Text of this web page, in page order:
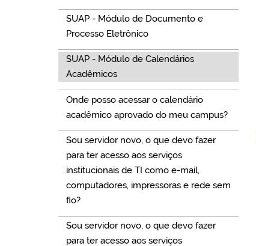
SUAP - Módulo de Documento e
Processo Eletrônico
SUAP - Módulo de Calendários
Acadêmicos
Onde posso acessar o calendário
acadêmico aprovado do meu campus?
Sou servidor novo, o que devo fazer
para ter acesso aos serviços
institucionais de TI como e-mail,
computadores, impressoras e rede sem
fio?
Sou servidor novo, o que devo fazer
para ter acesso aos serviços